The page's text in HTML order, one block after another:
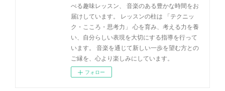
べる趣味レッスン、 音楽のある豊かな時間をお
届けしています。 レッスンの柱は 「テクニッ
ク・こころ・思考力」 心を育み、考える力を養
い、自分らしい表現を大切にする指導を行って
います。 音楽を通じて新しい一歩を望む方との
ご縁を、心より楽しみにしています。
フォロー